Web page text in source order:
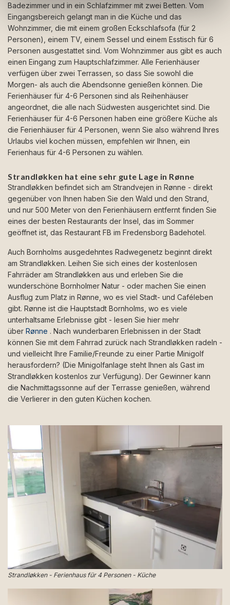
Badezimmer und in ein Schlafzimmer mit zwei Betten. Vom
Eingangsbereich gelangt man in die Küche und das
Wohnzimmer, die mit einem großen Eckschlafsofa (für 2
Personen), einem TV, einem Sessel und einem Esstisch für 6
Personen ausgestattet sind. Vom Wohnzimmer aus gibt es auch
einen Eingang zum Hauptschlafzimmer. Alle Ferienhäuser
verfügen über zwei Terrassen, so dass Sie sowohl die
Morgen- als auch die Abendsonne genießen können. Die
Ferienhäuser für 4-6 Personen sind als Reihenhäuser
angeordnet, die alle nach Südwesten ausgerichtet sind. Die
Ferienhäuser für 4-6 Personen haben eine größere Küche als
die Ferienhäuser für 4 Personen, wenn Sie also während Ihres
Urlaubs viel kochen müssen, empfehlen wir Ihnen, ein
Ferienhaus für 4-6 Personen zu wählen.
Strandløkken hat eine sehr gute Lage in Rønne
Strandløkken befindet sich am Strandvejen in Rønne - direkt
gegenüber von Ihnen haben Sie den Wald und den Strand,
und nur 500 Meter von den Ferienhäusern entfernt finden Sie
eines der besten Restaurants der Insel, das im Sommer
geöffnet ist, das Restaurant FB im Fredensborg Badehotel.
Auch Bornholms ausgedehntes Radwegenetz beginnt direkt
am Strandløkken. Leihen Sie sich eines der kostenlosen
Fahrräder am Strandløkken aus und erleben Sie die
wunderschöne Bornholmer Natur - oder machen Sie einen
Ausflug zum Platz in Rønne, wo es viel Stadt- und Caféleben
gibt. Rønne ist die Hauptstadt Bornholms, wo es viele
unterhaltsame Erlebnisse gibt - lesen Sie hier mehr
über Rønne . Nach wunderbaren Erlebnissen in der Stadt
können Sie mit dem Fahrrad zurück nach Strandløkken radeln -
und vielleicht Ihre Familie/Freunde zu einer Partie Minigolf
herausfordern? (Die Minigolfanlage steht Ihnen als Gast im
Strandløkken kostenlos zur Verfügung). Der Gewinner kann
die Nachmittagssonne auf der Terrasse genießen, während
die Verlierer in den guten Küchen kochen.
Strandløkken - Ferienhaus für 4 Personen - Küche